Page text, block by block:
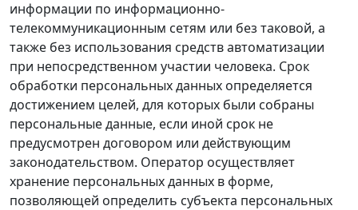
информации по информационно-
телекоммуникационным сетям или без таковой, а
также без использования средств автоматизации
при непосредственном участии человека. Срок
обработки персональных данных определяется
достижением целей, для которых были собраны
персональные данные, если иной срок не
предусмотрен договором или действующим
законодательством. Оператор осуществляет
хранение персональных данных в форме,
позволяющей определить субъекта персональных